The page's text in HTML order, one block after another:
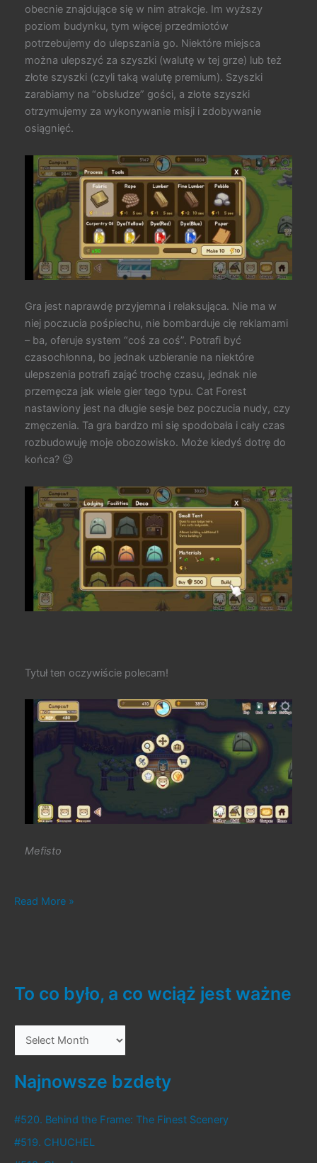
obecnie znajdujące się w nim atrakcje. Im wyższy
poziom budynku, tym więcej przedmiotów
potrzebujemy do ulepszania go. Niektóre miejsca
można ulepszyć za szyszki (walutę w tej grze) lub też
złote szyszki (czyli taką walutę premium). Szyszki
zarabiamy na “obsłudze” gości, a złote szyszki
otrzymujemy za wykonywanie misji i zdobywanie
osiągnięć.
Gra jest naprawdę przyjemna i relaksująca. Nie ma w
niej poczucia pośpiechu, nie bombarduje cię reklamami
– ba, oferuje system “coś za coś”. Potrafi być
czasochłonna, bo jednak uzbieranie na niektóre
ulepszenia potrafi zająć trochę czasu, jednak nie
przemęcza jak wiele gier tego typu. Cat Forest
nastawiony jest na długie sesje bez poczucia nudy, czy
zmęczenia. Ta gra bardzo mi się spodobała i cały czas
rozbudowuję moje obozowisko. Może kiedyś dotrę do
końca? 😉
Tytuł ten oczywiście polecam!
Mefisto
#485.
Camp
Read More »
To co było, a co wciąż jest ważne
o
c
b
y
Najnowsze bzdety
#520. Behind the Frame: The Finest Scenery
#519. CHUCHEL